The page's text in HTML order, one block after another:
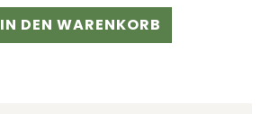
IN DEN WARENKORB